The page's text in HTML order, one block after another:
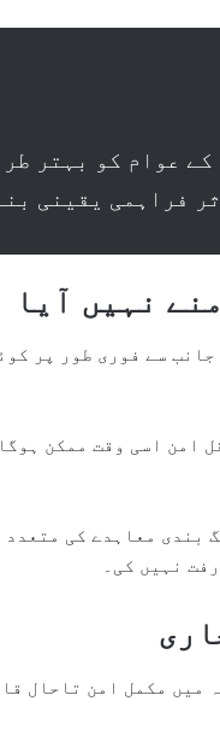
عوام کو بہتر
فراہمی یقینی
نہیں آیا
سے فوری طور پر
امن اسی وقت ممکن
معاہدے کی متعدد
نہیں کی۔
مکمل امن تاحال